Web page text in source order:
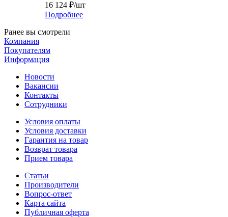
16 124 ₽/шт
Подробнее
Ранее вы смотрели
Компания
Покупателям
Информация
Новости
Вакансии
Контакты
Сотрудники
Условия оплаты
Условия доставки
Гарантия на товар
Возврат товара
Прием товара
Статьи
Производители
Вопрос-ответ
Карта сайта
Публичная оферта